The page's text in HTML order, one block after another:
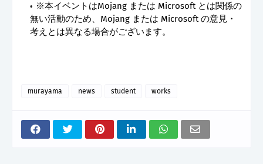
※本イベントはMojang または Microsoft とは関係の
無い活動のため、Mojang または Microsoft の意見・
考えとは異なる場合がございます。
murayama news student works